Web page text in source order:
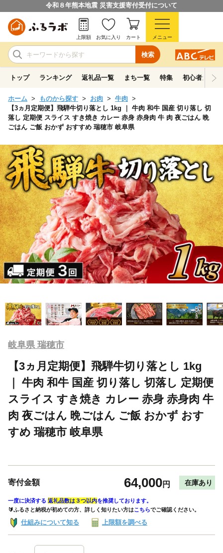
令和８年熊本地震 災害支援寄付受付について
検索
上限額 お気に入り カート メニュー
トップ ランキング 返礼品一覧 まち一覧 特集 初心者ガイド
ホーム ものから探す お肉
牛肉
【3ヵ月定期便】飛騨牛切り落とし 1kg ｜ 牛肉 和牛 国産 切り落し 切
落し 定期便 スライス すき焼き カレー 赤身 赤身肉 牛 肉 夜ごはん 晩
ごはん ご飯 おかず おすすめ 瑞穂市 岐阜県
岐阜県 瑞穂市
【3ヵ月定期便】飛騨牛切り落とし 1kg
｜ 牛肉 和牛 国産 切り落し 切落し 定期便
スライス すき焼き カレー 赤身 赤身肉 牛
肉 夜ごはん 晩ごはん ご飯 おかず おす
すめ 瑞穂市 岐阜県
寄付金額 64,000円 在庫あり
一度に決済する 返礼品数は３つ以内を推奨しております。
🔰ふるさと納税が初めての方、詳しく知りたい方はこちらでご確認ください。
仕組みについて知る 上限額を調べる